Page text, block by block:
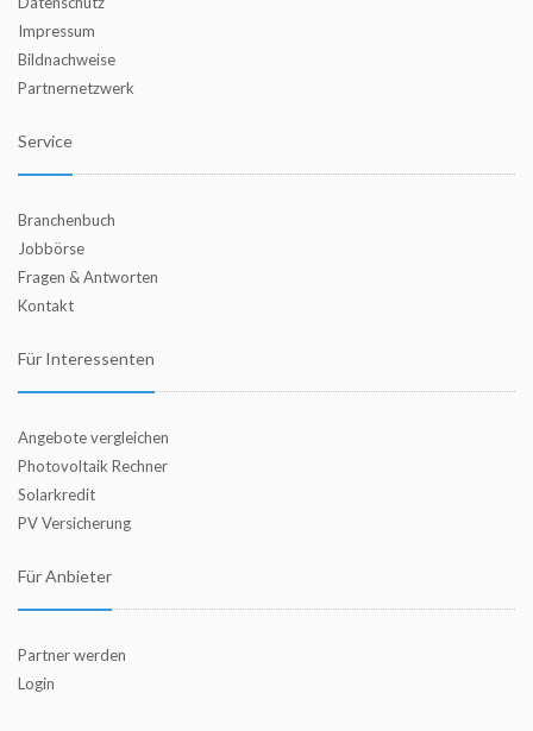
Impressum
Bildnachweise
Partnernetzwerk
Service
Branchenbuch
Jobbörse
Fragen & Antworten
Kontakt
Für Interessenten
Angebote vergleichen
Photovoltaik Rechner
Solarkredit
PV Versicherung
Für Anbieter
Partner werden
Login